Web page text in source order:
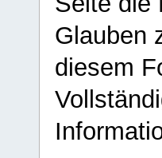
Glauben
diesem